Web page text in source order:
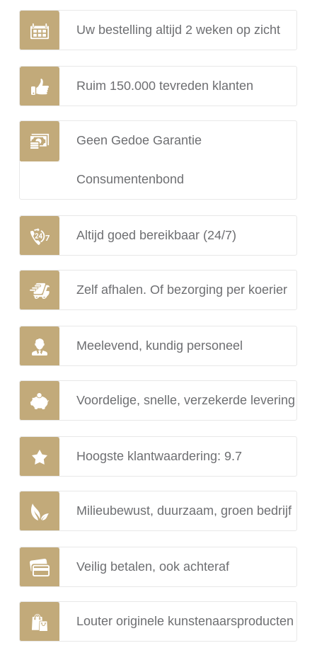
Uw bestelling altijd 2 weken op zicht
Ruim 150.000 tevreden klanten
Geen Gedoe Garantie
Consumentenbond
Altijd goed bereikbaar (24/7)
Zelf afhalen. Of bezorging per koerier
Meelevend, kundig personeel
Voordelige, snelle, verzekerde levering
Hoogste klantwaardering: 9.7
Milieubewust, duurzaam, groen bedrijf
Veilig betalen, ook achteraf
Louter originele kunstenaarsproducten